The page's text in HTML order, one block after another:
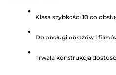
gwiazdek.
Recenzji
Klasa szybkości 10 do
Do obsługi obrazów i
Trwała konstrukcja